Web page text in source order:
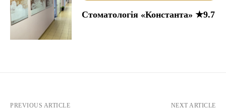
Стоматологія «Константа» ★9.7
PREVIOUS ARTICLE NEXT ARTICLE